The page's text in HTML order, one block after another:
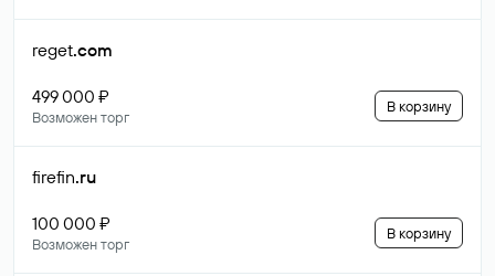
reget.com
499 000 ₽
Возможен торг
В корзину
firefin.ru
100 000 ₽
Возможен торг
В корзину